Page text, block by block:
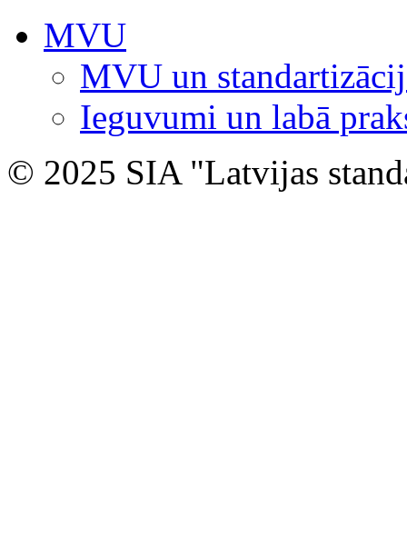
MVU
MVU un
Ieguvumi un labā
© 2025 SIA "Latvijas